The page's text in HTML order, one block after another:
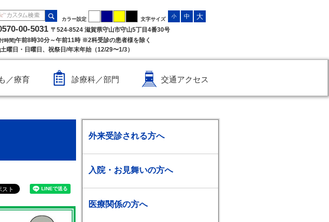
カラー設定 文字サイズ
小 中 大
00-5031 〒524-8524 滋賀県守山市守山5丁目4番30号
時間]午前8時30分～午前11時 ※2科受診の患者様を除く
土曜日・日曜日、祝祭日/年末年始（12/29〜1/3）
／療育 診療科／部門 交通アクセス
外来受診される方へ
入院・お見舞いの方へ
医療関係の方へ